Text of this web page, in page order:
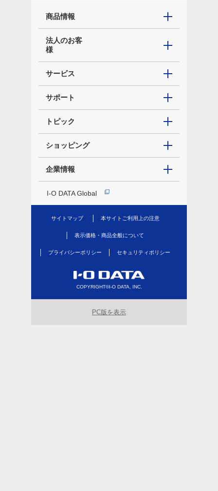
商品情報
法人のお客
様
サービス
サポート
トピック
ショッピング
企業情報
I-O DATA Global
サイトマップ 本サイトご利用上の注意
表示価格・商品全般について
プライバシーポリシー セキュリティポリシー
COPYRIGHT©I-O DATA, INC.
PC版を表示